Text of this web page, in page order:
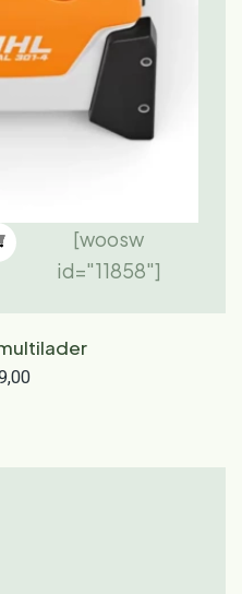
[woosw
id="11858"]